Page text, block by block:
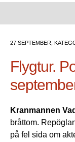
27 SEPTEMBER,
Flygtur.
Kranmannen
bråttom.
på fel sida om